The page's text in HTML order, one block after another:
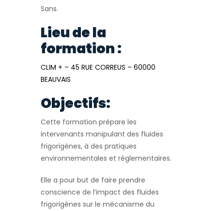
Sans.
Lieu de la
formation :
CLIM + – 45 RUE CORREUS – 60000
BEAUVAIS
Objectifs:
Cette formation prépare les
intervenants manipulant des fluides
frigorigènes, à des pratiques
environnementales et règlementaires.
Elle a pour but de faire prendre
conscience de l’impact des fluides
frigorigènes sur le mécanisme du